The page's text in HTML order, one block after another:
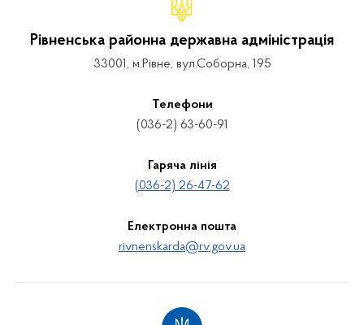
Рівненська районна державна адміністрація
33001, м.Рівне, вул.Соборна, 195
Телефони
(036-2) 63-60-91
Гаряча лінія
(036-2) 26-47-62
Електронна пошта
rivnenskarda@rv.gov.ua